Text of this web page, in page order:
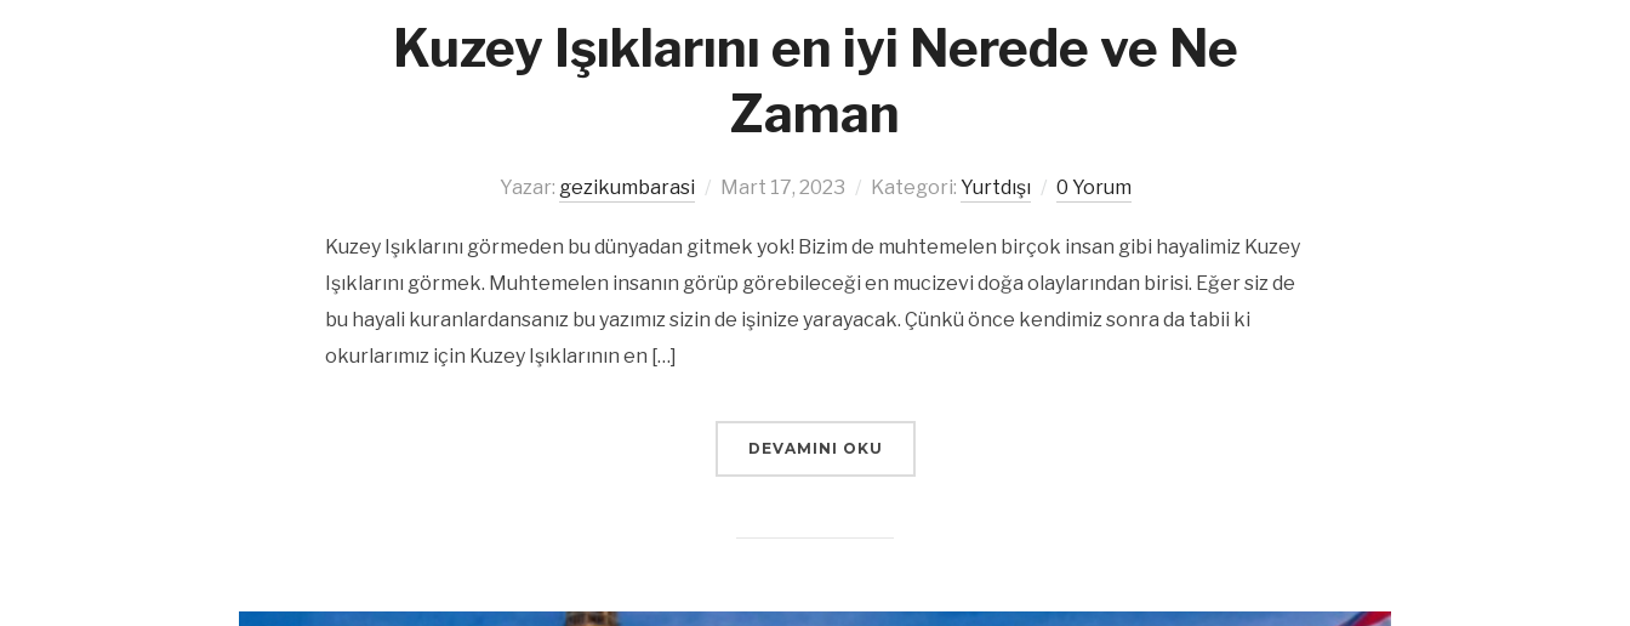
Kuzey Işıklarını en iyi Nerede ve Ne
Zaman
Yazar: gezikumbarasi Mart 17, 2023 Kategori: Yurtdışı 0 Yorum
Kuzey Işıklarını görmeden bu dünyadan gitmek yok! Bizim de muhtemelen birçok insan gibi hayalimiz Kuzey
Işıklarını görmek. Muhtemelen insanın görüp görebileceği en mucizevi doğa olaylarından birisi. Eğer siz de
bu hayali kuranlardansanız bu yazımız sizin de işinize yarayacak. Çünkü önce kendimiz sonra da tabii ki
okurlarımız için Kuzey Işıklarının en […]
DEVAMINI OKU